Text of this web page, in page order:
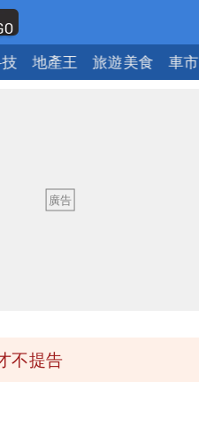
地產王 旅遊美食 車市
不提告